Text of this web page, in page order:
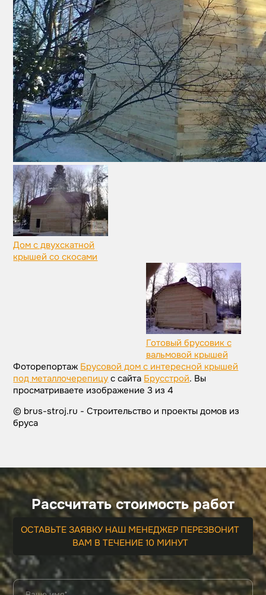
Дом с двухскатной
крышей со скосами
Готовый брусовик с
вальмовой крышей
Фоторепортаж Брусовой дом с интересной крышей
под металлочерепицу с сайта Брусстрой. Вы
просматриваете изображение 3 из 4
© brus-stroj.ru - Строительство и проекты домов из
бруса
Рассчитать стоимость работ
ОСТАВЬТЕ ЗАЯВКУ НАШ МЕНЕДЖЕР ПЕРЕЗВОНИТ
ВАМ В ТЕЧЕНИЕ 10 МИНУТ